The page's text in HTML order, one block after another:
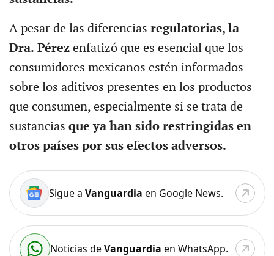
A pesar de las diferencias regulatorias, la
Dra. Pérez enfatizó que es esencial que los
consumidores mexicanos estén informados
sobre los aditivos presentes en los productos
que consumen, especialmente si se trata de
sustancias que ya han sido restringidas en
otros países por sus efectos adversos.
Sigue a Vanguardia en Google News.
Noticias deVanguardia en WhatsApp.